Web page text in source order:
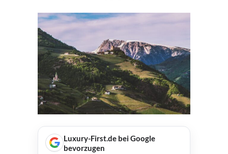
Luxury-First.de bei Google
bevorzugen